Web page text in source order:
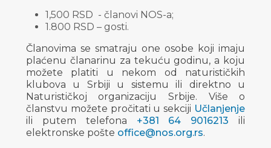
1,500 RSD - članovi NOS-a;
1.800 RSD – gosti.
Članovima se smatraju one osobe koji imaju
plaćenu članarinu za tekuću godinu, a koju
možete platiti u nekom od naturističkih
klubova u Srbiji u sistemu ili direktno u
Naturističkoj organizaciju Srbije. Više o
članstvu možete pročitati u sekciji Učlanjenje
ili putem telefona +381 64 9016213 ili
elektronske pošte office@nos.org.rs.